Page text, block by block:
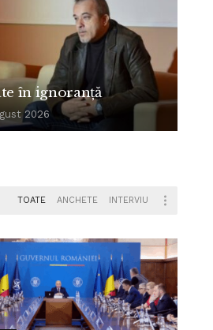
în ignoranță
2026
TOATE ANCHETE INTERVIU